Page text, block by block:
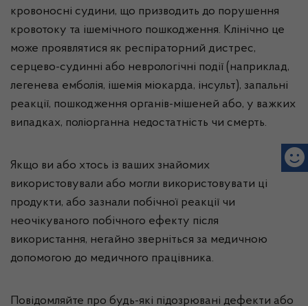
кровоносні судини, що призводить до порушення
кровотоку та ішемічного пошкодження. Клінічно це
може проявлятися як респіраторний дистрес,
серцево-судинні або неврологічні події (наприклад,
легенева емболія, ішемія міокарда, інсульт), запальні
реакції, пошкодження органів-мішеней або, у важких
випадках, поліорганна недостатність чи смерть.
Якщо ви або хтось із ваших знайомих
використовували або могли використовувати ці
продукти, або зазнали побічної реакції чи
неочікуваного побічного ефекту після
використання, негайно зверніться за медичною
допомогою до медичного працівника.
Повідомляйте про будь-які підозрювані дефекти або